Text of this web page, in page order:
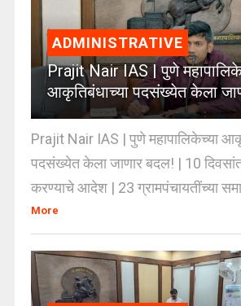
ADMINISTRATIVE
Prajit Nair IAS | पुणे
आकृतिबंधाच्या पदसंख्येत केला
Prajit Nair IAS | पुणे महापालिकेच्या
पदसंख्येत केला जाणार बदल! | 10 दिवसांत
करण्याचे आदेश | 23 ग्रामपंचायतींच्या
More